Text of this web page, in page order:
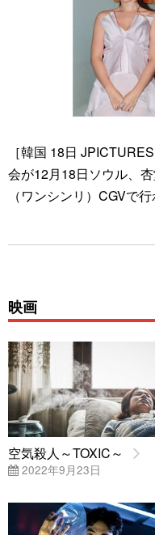
［韓国 18日
会が12月18日ソウル、
（ワンシンリ）CGVで行
映画
空気殺人～TOXIC～
2022年9月23日